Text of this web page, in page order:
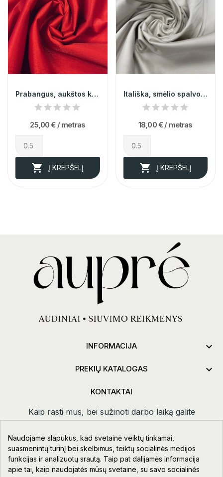
Prabangus, aukštos kokybes juodas blizgus...
25,00 € / metras
 Į KREPŠELĮ
Itališka, smėlio spalvos medvilnė su elastanu...
18,00 € / metras
 Į KREPŠELĮ
INFORMACIJA 
PREKIŲ KATALOGAS 
KONTAKTAI
Kaip rasti mus, bei sužinoti darbo laiką galite
paspauduskontaktai.
Taikos pr. 111-109, Klaipėda
+370 678 02418
Naudojame slapukus, kad svetainė veiktų tinkamai,
suasmenintų turinį bei skelbimus, teiktų socialinės medijos
funkcijas ir analizuotų srautą. Taip pat dalijamės informacija
apie tai, kaip naudojatės mūsų svetaine, su savo socialinės